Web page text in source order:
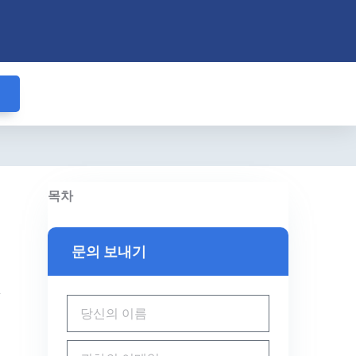
목차
문의 보내기